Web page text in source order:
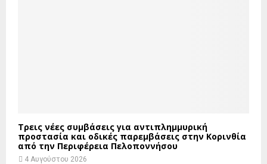
Τρεις νέες συμβάσεις για αντιπλημμυρική
προστασία και οδικές παρεμβάσεις στην Κορινθία
από την Περιφέρεια Πελοποννήσου
4 Αυγούστου 2026